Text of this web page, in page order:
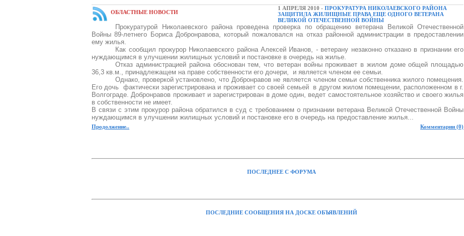
ОБЛАСТНЫЕ НОВОСТИ
1 АПРЕЛЯ 2010 - ПРОКУРАТУРА НИКОЛАЕВСКОГО РАЙОНА
ЗАЩИТИЛА ЖИЛИЩНЫЕ ПРАВА ЕЩЕ ОДНОГО ВЕТЕРАНА
ВЕЛИКОЙ ОТЕЧЕСТВЕННОЙ ВОЙНЫ
Прокуратурой Николаевского района проведена проверка по обращению ветерана Великой Отечественной
Войны 89-летнего Бориса Добронравова, который пожаловался на отказ районной администрации в предоставлении
ему жилья.
Как сообщил прокурор Николаевского района Алексей Иванов, - ветерану незаконно отказано в признании его
нуждающимся в улучшении жилищных условий и постановке в очередь на жилье.
Отказ администрацией района обоснован тем, что ветеран войны проживает в жилом доме общей площадью
36,3 кв.м., принадлежащем на праве собственности его дочери,
и является членом ее семьи.
Однако, проверкой установлено, что Добронравов не является членом семьи собственника жилого помещения.
Его дочь
фактически зарегистрирована и проживает со своей семьей в другом жилом помещении, расположенном в г.
Волгограде. Добронравов проживает и зарегистрирован в доме один, ведет самостоятельное хозяйство и своего жилья
в собственности не имеет.
В связи с этим прокурор района обратился в суд с требованием о признании ветерана Великой Отечественной Войны
нуждающимся в улучшении жилищных условий и постановке его в очередь на предоставление жилья...
Продолжение.. Комментарии (0)
ПОСЛЕДНЕЕ С ФОРУМА
ПОСЛЕДНИЕ СООБЩЕНИЯ НА ДОСКЕ ОБЪЯВЛЕНИЙ